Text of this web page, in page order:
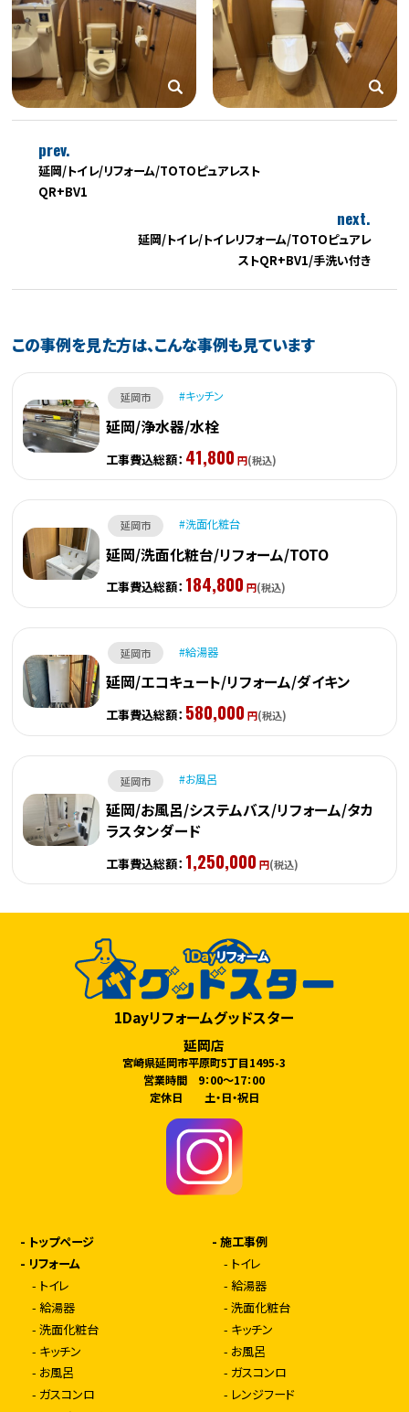
prev.
延岡/トイレ/リフォーム/TOTOピュアレスト
QR+BV1
next.
延岡/トイレ/トイレリフォーム/TOTOピュアレ
ストQR+BV1/手洗い付き
この事例を見た方は、こんな事例も見ています
延岡市 キッチン
延岡/浄水器/水栓
工事費込総額： 41,800 円(税込)
延岡市 洗面化粧台
延岡/洗面化粧台/リフォーム/TOTO
工事費込総額： 184,800 円(税込)
延岡市 給湯器
延岡/エコキュート/リフォーム/ダイキン
工事費込総額： 580,000 円(税込)
延岡市 お風呂
延岡/お風呂/システムバス/リフォーム/タカ
ラスタンダード
工事費込総額： 1,250,000 円(税込)
1Dayリフォームグッドスター
延岡店
宮崎県延岡市平原町5丁目1495-3
営業時間 9：00～17：00
定休日 土・日・祝日
- トップページ
- リフォーム
- トイレ
- 給湯器
- 洗面化粧台
- キッチン
- お風呂
- ガスコンロ
-施工事例
- トイレ
-給湯器
-洗面化粧台
- キッチン
- お風呂
- ガスコンロ
- レンジフード